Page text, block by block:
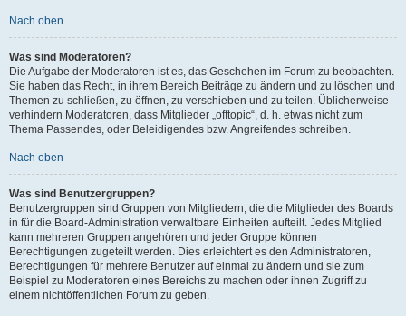
Nach oben
Was sind Moderatoren?
Die Aufgabe der Moderatoren ist es, das Geschehen im Forum zu beobachten.
Sie haben das Recht, in ihrem Bereich Beiträge zu ändern und zu löschen und
Themen zu schließen, zu öffnen, zu verschieben und zu teilen. Üblicherweise
verhindern Moderatoren, dass Mitglieder „offtopic“, d. h. etwas nicht zum
Thema Passendes, oder Beleidigendes bzw. Angreifendes schreiben.
Nach oben
Was sind Benutzergruppen?
Benutzergruppen sind Gruppen von Mitgliedern, die die Mitglieder des Boards
in für die Board-Administration verwaltbare Einheiten aufteilt. Jedes Mitglied
kann mehreren Gruppen angehören und jeder Gruppe können
Berechtigungen zugeteilt werden. Dies erleichtert es den Administratoren,
Berechtigungen für mehrere Benutzer auf einmal zu ändern und sie zum
Beispiel zu Moderatoren eines Bereichs zu machen oder ihnen Zugriff zu
einem nichtöffentlichen Forum zu geben.